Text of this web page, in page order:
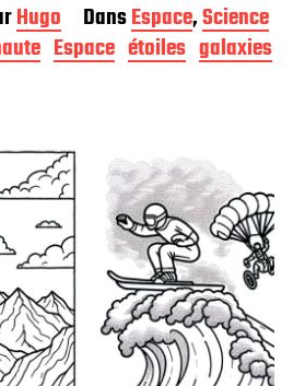
Hugo DansEspace,Science
Espace étoiles galaxies